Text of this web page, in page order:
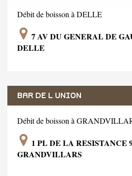
Débit de boisson à DELLE
7 AV DU GENERAL DE
DELLE
BAR DE L UNION
Débit de boisson à
1 PL DE LA RESISTANCE
GRANDVILLARS